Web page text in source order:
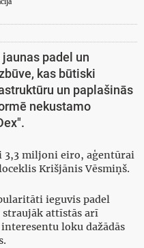
padel un
kas būtiski
un paplašinās
nekustamo
3,3 miljoni eiro, aģentūrai
Krišjānis Vēsmiņš.
ieguvis padel
straujāk attīstās arī
loku dažādās